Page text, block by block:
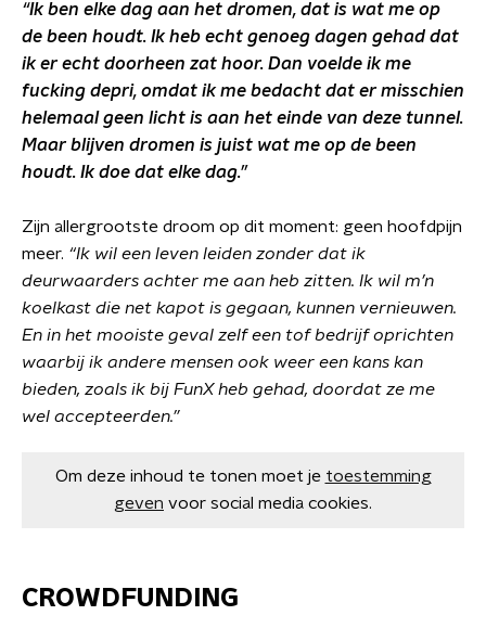
“Ik ben elke dag aan het dromen, dat is wat me op
de been houdt. Ik heb echt genoeg dagen gehad dat
ik er echt doorheen zat hoor. Dan voelde ik me
fucking depri, omdat ik me bedacht dat er misschien
helemaal geen licht is aan het einde van deze tunnel.
Maar blijven dromen is juist wat me op de been
houdt. Ik doe dat elke dag.”
Zijn allergrootste droom op dit moment: geen hoofdpijn
meer. “Ik wil een leven leiden zonder dat ik
deurwaarders achter me aan heb zitten. Ik wil m’n
koelkast die net kapot is gegaan, kunnen vernieuwen.
En in het mooiste geval zelf een tof bedrijf oprichten
waarbij ik andere mensen ook weer een kans kan
bieden, zoals ik bij FunX heb gehad, doordat ze me
wel accepteerden.”
Om deze inhoud te tonen moet je toestemming
geven voor social media cookies.
CROWDFUNDING